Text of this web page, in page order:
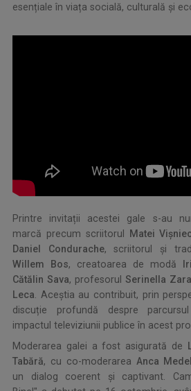
esențiale în viața socială, culturală și
Printre invitații acestei gale s-au
marcă precum scriitorul
Matei
Daniel Condurache, scriitorul și
Willem Bos, creatoarea de modă
Cătălin Sava, profesorul Serinella Zara
Leca. Aceștia au contribuit, prin
discuție profundă despre
impactul televiziunii publice în acest
Moderarea galei a fost asigurată de
Tabără, cu co-moderarea Anca
un dialog coerent și captivant.